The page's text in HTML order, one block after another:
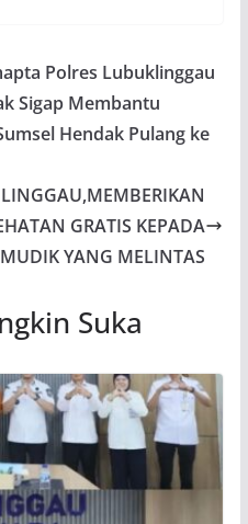
Polres Lubuklinggau
Sigap Membantu
Hendak Pulang ke
GRATIS KEPADA
YANG MELINTAS
Suka